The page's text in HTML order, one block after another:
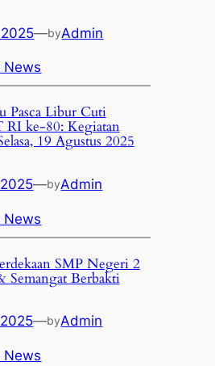
—byAdmin
News
Pasca Libur Cuti
RI ke-80: Kegiatan
19 Agustus 2025
—byAdmin
News
SMP Negeri 2
Semangat Berbakti
—byAdmin
News